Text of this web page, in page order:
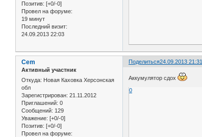
Позитив: [+0/-0]
Провел на форуме:
19 минут
Последний визит:
24.09.2013 22:03
Поделиться24.09.2013 21:31
Cem
Активный участник
Откуда: Новая Каховка Херсонская
обл
Зарегистрирован: 21.11.2012
Приглашений: 0
Сообщений: 129
Уважение: [+0/-0]
Позитив: [+0/-0]
Провел на форуме:
Аккумулятор сдох
0